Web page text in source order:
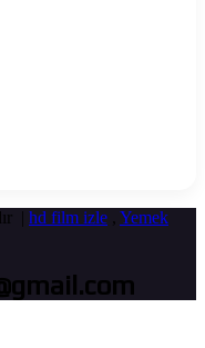
| hd film izle , Yemek